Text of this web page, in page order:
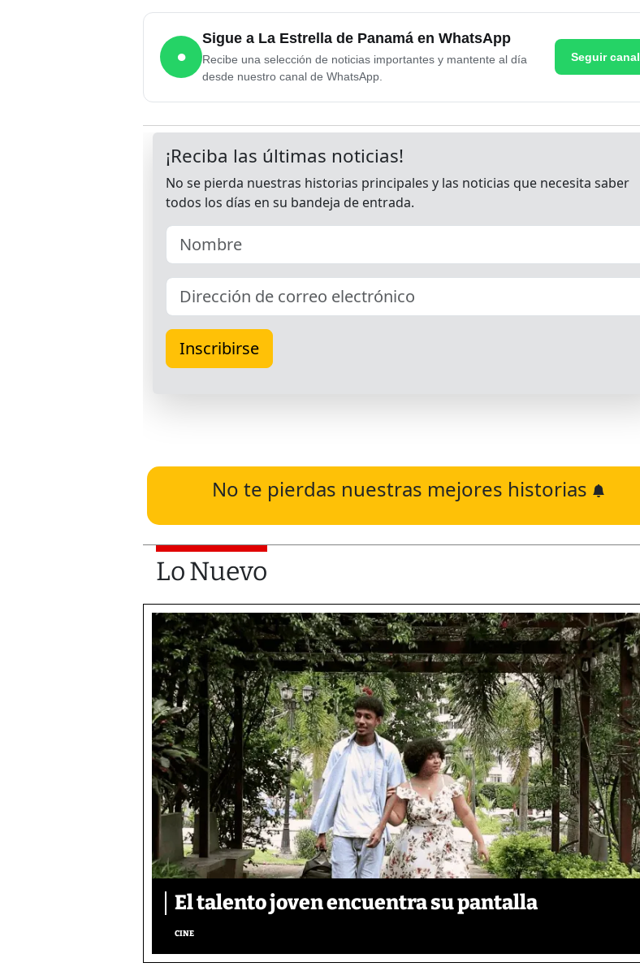
●
Sigue a La Estrella de Panamá en WhatsApp
Recibe una selección de noticias importantes y mantente al día
desde nuestro canal de WhatsApp.
Seguir canal
No te pierdas nuestras mejores historias
Lo Nuevo
El talento joven encuentra su pantalla​
CINE